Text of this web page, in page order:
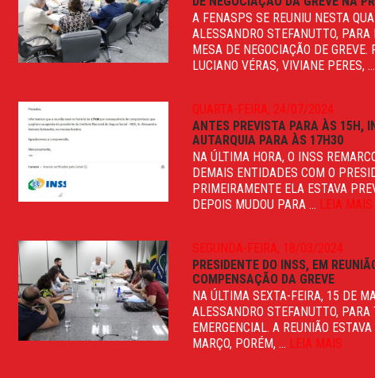
A FENASPS SE REUNIU NESTA
ALESSANDRO STEFANUTTO,
MESA DE NEGOCIAÇÃO DE
LUCIANO VÉRAS, VIVIANE PERES, ...
QUARTA-FEIRA, 24/07/2024
ANTES PREVISTA PARA ÀS 15H,
AUTARQUIA PARA ÀS 17H30
NA ÚLTIMA HORA, O INSS
DEMAIS ENTIDADES COM O
PRIMEIRAMENTE ELA ESTAVA
DEPOIS MUDOU PARA ... LEIA MAIS
SEGUNDA-FEIRA, 18/03/2024
PRESIDENTE DO INSS, EM
COMPENSAÇÃO DA GREVE
NA ÚLTIMA SEXTA-FEIRA, 15 DE
ALESSANDRO STEFANUTTO,
EMERGENCIAL. A REUNIÃO
MARÇO, PORÉM, ... LEIA MAIS